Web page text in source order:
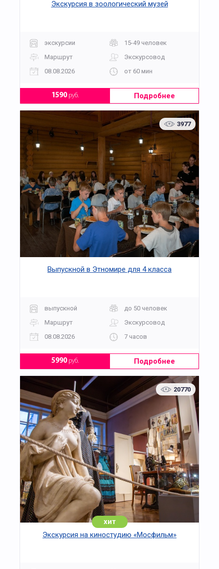
Экскурсия в зоологический музей
экскурсии
15-49 человек
Маршрут
Экскурсовод
08.08.2026
от 60 мин
1590руб. Подробнее
3977
Выпускной в Этномире для 4 класса
выпускной
до 50 человек
Маршрут
Экскурсовод
08.08.2026
7 часов
5990руб. Подробнее
20770
хит
Экскурсия на киностудию «Мосфильм»